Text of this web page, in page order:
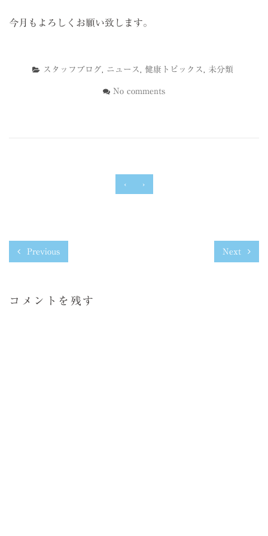
今月もよろしくお願い致します。
スタッフブログ, ニュース , 健康トピックス , 未分類
No comments
‹ ›
Previous Next
コメントを残す